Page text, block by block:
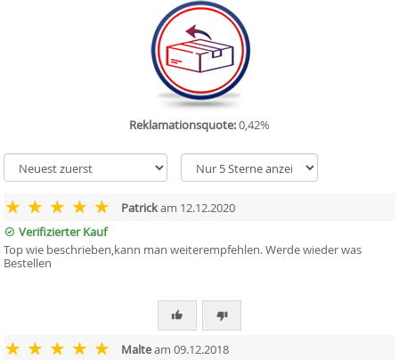
Reklamationsquote:0,42%
Patrickam 12.12.2020
Verifizierter Kauf
Top wie beschrieben,kann man weiterempfehlen. Werde wieder was
Bestellen
Malteam 09.12.2018